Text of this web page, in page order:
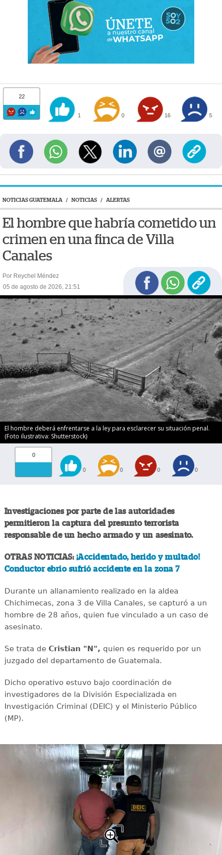
22
1 0 16 5
NOTICIAS GUATEMALA / NOTICIAS / ALERTAS
El hombre que habría cometido un
crimen en una finca de Villa
Canales
Por Reychel Méndez
05 de agosto de 2026, 21:51
El hombre deberá enfrentarse a la ley para esclarecer su situación penal.
(Foto ilustrativa: Shutterstock)
0
0 0 0 0
Investigaciones por parte de las autoridades
permitieron la captura del presunto terrorista
responsable de un hecho armado y un asesinato.
OTRAS NOTICIAS: ¡Accidentado, herido y multado!
Conductor ebrio sufrió accidente en la zona 7
Durante un allanamiento realizado en la aldea
Chichimecas, zona 3 de Villa Canales, se capturó a un
hombre de 28 años, quien fue vinculado a un caso de
asesinato.
Se trata deCristian "N", quien es requerido por un
juzgado del departamento de Guatemala.
Dicho operativo estuvo bajo coordinación de
investigadores de la División Especializada en
Investigación Criminal (DEIC) y el Ministerio Público
(MP).